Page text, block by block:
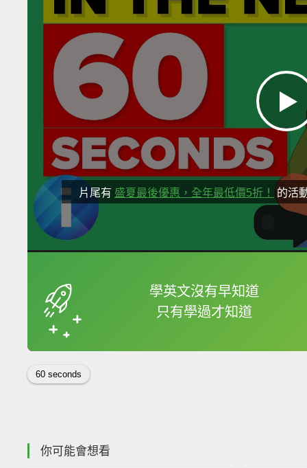
片尾有 盛夏最後優惠，全年最低價5折！ 的活
學英文沒有早知道
只有學過才知道
框選或點兩下字幕可
60 seconds
你可能會想看